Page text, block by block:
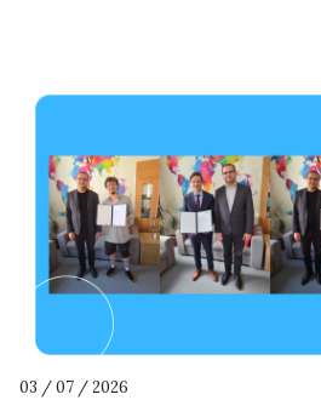
03 / 07 / 2026